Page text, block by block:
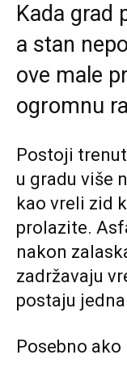
Kada grad
a stan
ove male
ogromnu
Postoji
u gradu više
kao vreli zid
prolazite.
nakon
zadržavaju
postaju
Posebno